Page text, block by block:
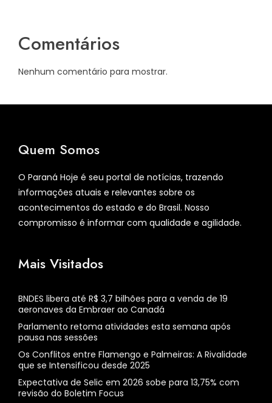
Comentários
Nenhum comentário para mostrar.
Quem Somos
O Paraná Hoje é seu portal de notícias, trazendo
informações atuais e relevantes sobre os
acontecimentos do estado e do Brasil. Nosso
compromisso é informar com qualidade e agilidade.
Mais Visitados
BNDES libera até R$ 3,7 bilhões para a venda de 19
aeronaves da Embraer ao Canadá
Parlamento retoma atividades esta semana após
pausa nas sessões
Os Conflitos entre Flamengo e Palmeiras: A Rivalidade
que se Intensificou desde 2025
Expectativa de Selic em 2026 sobe para 13,75% com
revisão do Boletim Focus